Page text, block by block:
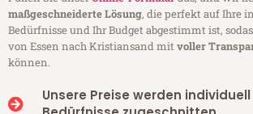
maßgeschneiderte Lösung, die perfekt auf Ihre
Bedürfnisse und Ihr Budget abgestimmt ist,
von Essen nach Kristiansand mitvoller
können.
Unsere Preise werden